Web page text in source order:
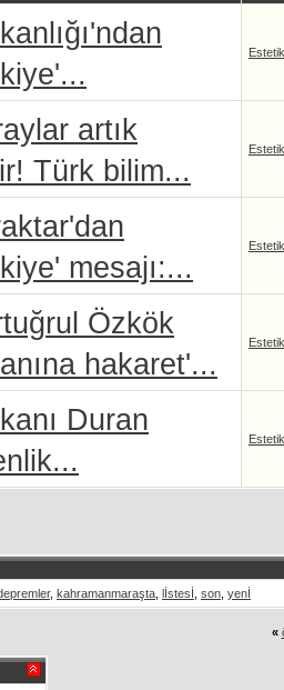
artık
Türk bilim...
mesajı:...
Özkök
hakaret'...
Duran
, kahramanmaraşta lİstesİ son yenİ
«